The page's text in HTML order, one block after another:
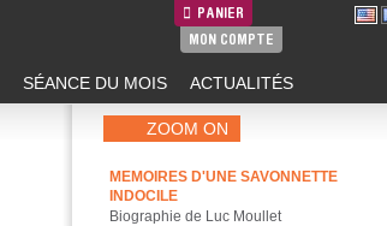
PANIER
MON COMPTE
SÉANCE DU MOIS ACTUALITÉS
ZOOM ON
MEMOIRES D'UNE SAVONNETTE
INDOCILE
Biographie de Luc Moullet